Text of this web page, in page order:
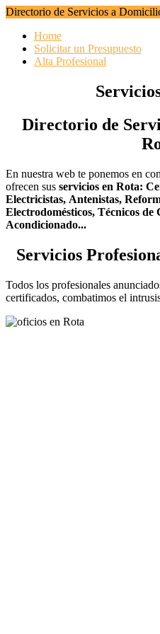
Directorio de Servicios a
Home
Solicitar un Presupuesto
Alta Profesional
Directorio de
En nuestra web te ponemos en
ofrecen sus servicios en Rota:
Electricistas, Antenistas,
Electrodomésticos, Técnicos de
Acondicionado...
Servicios
Todos los profesionales
certificados, combatimos el